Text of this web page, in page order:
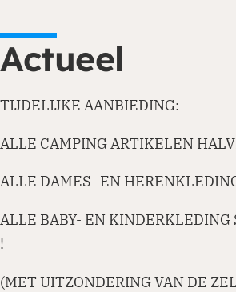
Actueel
TIJDELIJKE AANBIEDING:
ALLE CAMPING ARTIKELEN
ALLE DAMES- EN
ALLE BABY- EN KINDERKLEDING
!
(MET UITZONDERING VAN DE